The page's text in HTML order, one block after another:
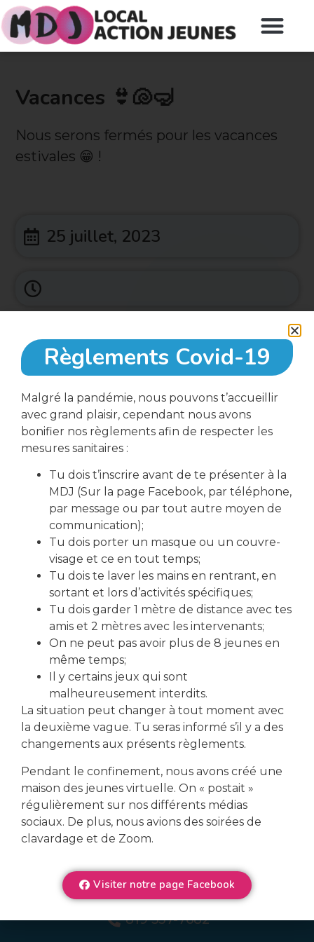
Vacances 👙🐚🤿
Nous serons fermés pour les vacances
estivales 😁 !
25 juillet, 2023
télécharger le formulaire d'inscription
Partager cet événement
Veux-tu en connaître plus
sur nos services?
Nous contacter
Se connecter
819 537-7682
Règlements Covid-19
Malgré la pandémie, nous pouvons t’accueillir
avec grand plaisir, cependant nous avons
bonifier nos règlements afin de respecter les
mesures sanitaires :
Tu dois t’inscrire avant de te présenter à la
MDJ (Sur la page Facebook, par téléphone,
par message ou par tout autre moyen de
communication);
Tu dois porter un masque ou un couvre-
visage et ce en tout temps;
Tu dois te laver les mains en rentrant, en
sortant et lors d’activités spécifiques;
Tu dois garder 1 mètre de distance avec tes
amis et 2 mètres avec les intervenants;
On ne peut pas avoir plus de 8 jeunes en
même temps;
Il y certains jeux qui sont
malheureusement interdits.
La situation peut changer à tout moment avec
la deuxième vague. Tu seras informé s’il y a des
changements aux présents règlements.
Pendant le confinement, nous avons créé une
maison des jeunes virtuelle. On « postait »
régulièrement sur nos différents médias
sociaux. De plus, nous avions des soirées de
clavardage et de Zoom.
Visiter notre page Facebook